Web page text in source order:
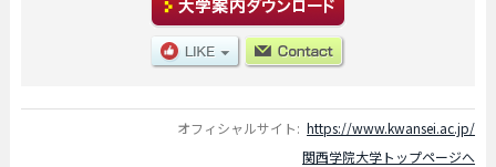
オフィシャルサイト: https://www.kwansei.ac.jp/
関西学院大学トップページへ